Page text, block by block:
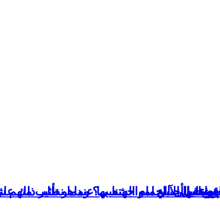
الآباء لمواجهتنا بها عندما نطلب
إلى الحمام الشعبي؟ وماهو تأثير ذلك